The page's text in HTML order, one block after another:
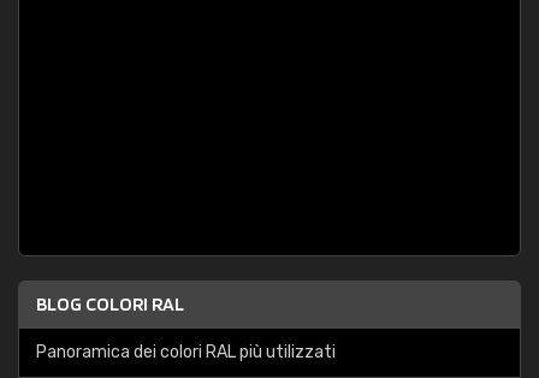
BLOG COLORI RAL
Panoramica dei colori RAL più utilizzati